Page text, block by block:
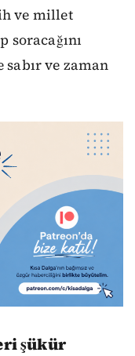
ve millet
sabır ve zaman
şükür